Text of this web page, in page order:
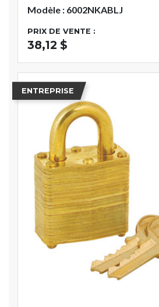
Modèle : 6002NKABLJ
PRIX DE VENTE :
38,12 $
ENTREPRISE